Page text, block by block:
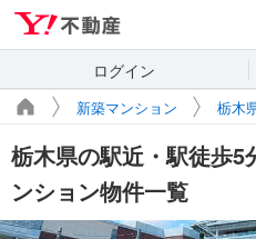
ログイン
新築マンション 栃木
栃木県の駅近・駅徒歩5
ンション物件一覧